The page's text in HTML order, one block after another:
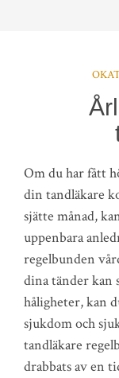
Om du har fått
din tandläkare
sjätte månad,
uppenbara
regelbunden
dina tänder kan
håligheter, kan
sjukdom och
tandläkare
drabbats av en